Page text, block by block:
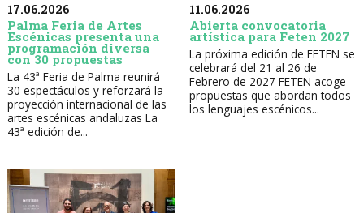
17.06.2026
Palma Feria de Artes
Escénicas presenta una
programación diversa
con 30 propuestas
La 43ª Feria de Palma reunirá
30 espectáculos y reforzará la
proyección internacional de las
artes escénicas andaluzas La
43ª edición de...
11.06.2026
Abierta convocatoria
artística para Feten 2027
La próxima edición de FETEN se
celebrará del 21 al 26 de
Febrero de 2027 FETEN acoge
propuestas que abordan todos
los lenguajes escénicos...